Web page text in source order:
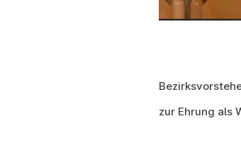
zur Ehrung als